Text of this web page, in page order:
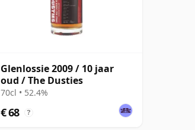
Glenlossie 2009 / 10 jaar
oud / The Dusties
70cl • 52.4%
€ 68 ?